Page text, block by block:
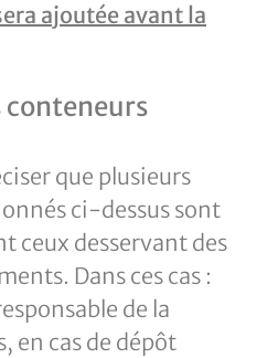
ajoutée avant la
conteneurs
que plusieurs
ci-dessus sont
ceux desservant des
Dans ces cas :
de la
en cas de dépôt